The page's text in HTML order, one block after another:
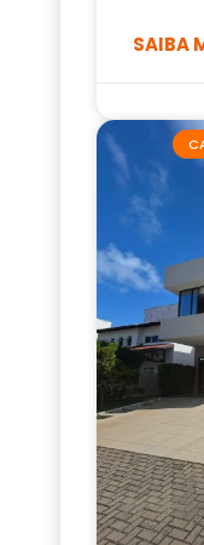
SAIBA